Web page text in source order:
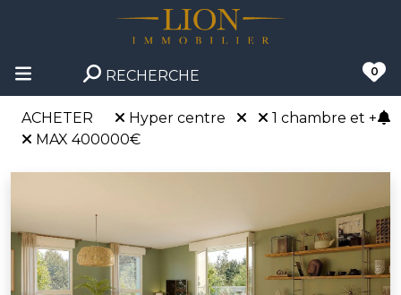
RECHERCHE 0
ACHETER Hyper centre
1 chambre et +
MAX 400000€